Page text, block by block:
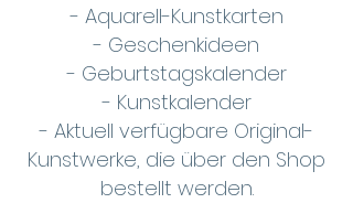
- Aquarell-Kunstkarten
- Geschenkideen
- Geburtstagskalender
- Kunstkalender
- Aktuell verfügbare Original-
Kunstwerke, die über den Shop
bestellt werden.